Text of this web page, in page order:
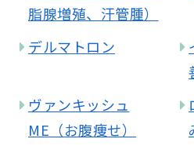
脂腺増殖、汗管腫）
デルマトロン
ヴァンキッシュ
ME（お腹痩せ）